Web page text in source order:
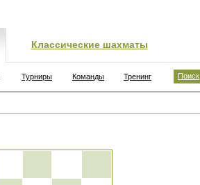
Классические шахматы
Турниры Команды Тренинг Поиск